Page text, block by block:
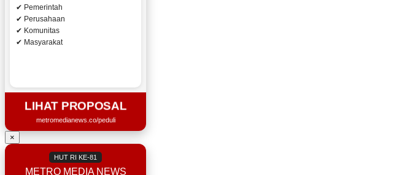
✔ Pemerintah
✔ Perusahaan
✔ Komunitas
✔ Masyarakat
LIHAT PROPOSAL
metromedianews.co/peduli
×
HUT RI KE-81
METRO MEDIA NEWS